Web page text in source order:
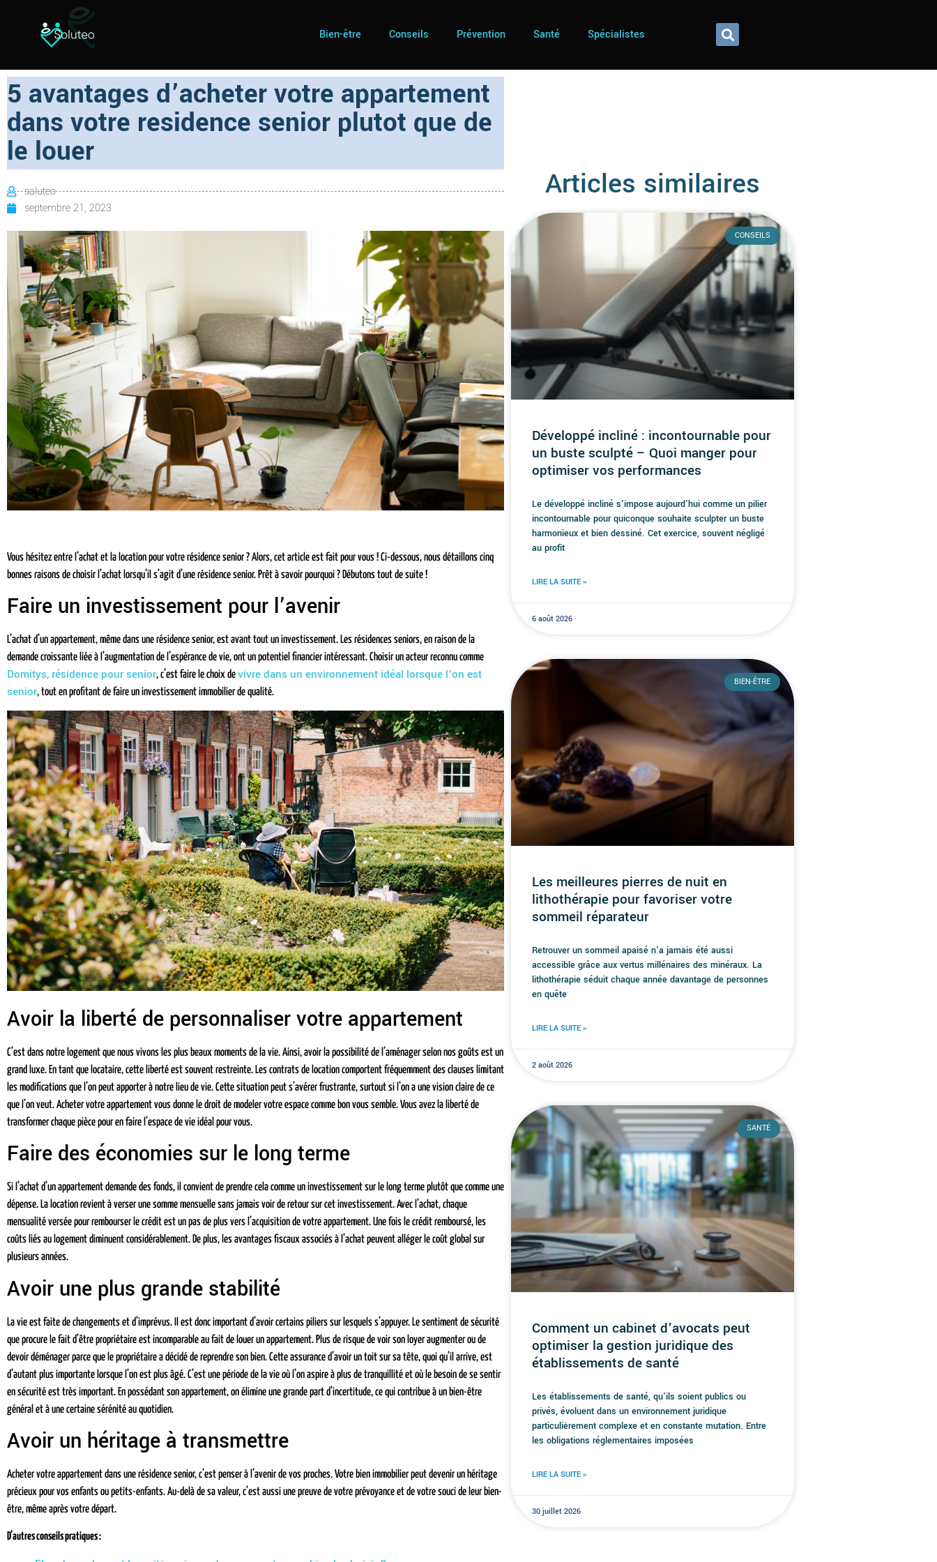
Bien-être Conseils Prévention Santé Spécialistes
5 avantages d’acheter votre appartement
dans votre residence senior plutot que de
le louer
saluteo
septembre 21, 2023
Vous hésitez entre l’achat et la location pour votre résidence senior ? Alors, cet article est fait pour vous ! Ci-dessous, nous détaillons cinq
bonnes raisons de choisir l’achat lorsqu’il s’agit d’une résidence senior. Prêt à savoir pourquoi ? Débutons tout de suite !
Faire un investissement pour l’avenir
L’achat d’un appartement, même dans une résidence senior, est avant tout un investissement. Les résidences seniors, en raison de la
demande croissante liée à l’augmentation de l’espérance de vie, ont un potentiel financier intéressant. Choisir un acteur reconnu comme
Domitys, résidence pour senior, c’est faire le choix de vivre dans un environnement idéal lorsque l’on est
senior, tout en profitant de faire un investissement immobilier de qualité.
Avoir la liberté de personnaliser votre appartement
C’est dans notre logement que nous vivons les plus beaux moments de la vie. Ainsi, avoir la possibilité de l’aménager selon nos goûts est un
grand luxe. En tant que locataire, cette liberté est souvent restreinte. Les contrats de location comportent fréquemment des clauses limitant
les modifications que l’on peut apporter à notre lieu de vie. Cette situation peut s’avérer frustrante, surtout si l’on a une vision claire de ce
que l’on veut. Acheter votre appartement vous donne le droit de modeler votre espace comme bon vous semble. Vous avez la liberté de
transformer chaque pièce pour en faire l’espace de vie idéal pour vous.
Faire des économies sur le long terme
Si l’achat d’un appartement demande des fonds, il convient de prendre cela comme un investissement sur le long terme plutôt que comme une
dépense. La location revient à verser une somme mensuelle sans jamais voir de retour sur cet investissement. Avec l’achat, chaque
mensualité versée pour rembourser le crédit est un pas de plus vers l’acquisition de votre appartement. Une fois le crédit remboursé, les
coûts liés au logement diminuent considérablement. De plus, les avantages fiscaux associés à l’achat peuvent alléger le coût global sur
plusieurs années.
Avoir une plus grande stabilité
La vie est faite de changements et d’imprévus. Il est donc important d’avoir certains piliers sur lesquels s’appuyer. Le sentiment de sécurité
que procure le fait d’être propriétaire est incomparable au fait de louer un appartement. Plus de risque de voir son loyer augmenter ou de
devoir déménager parce que le propriétaire a décidé de reprendre son bien. Cette assurance d’avoir un toit sur sa tête, quoi qu’il arrive, est
d’autant plus importante lorsque l’on est plus âgé. C’est une période de la vie où l’on aspire à plus de tranquillité et où le besoin de se sentir
en sécurité est très important. En possédant son appartement, on élimine une grande part d’incertitude, ce qui contribue à un bien-être
général et à une certaine sérénité au quotidien.
Avoir un héritage à transmettre
Acheter votre appartement dans une résidence senior, c’est penser à l’avenir de vos proches. Votre bien immobilier peut devenir un héritage
précieux pour vos enfants ou petits-enfants. Au-delà de sa valeur, c’est aussi une preuve de votre prévoyance et de votre souci de leur bien-
être, même après votre départ.
D’autres conseils pratiques :
Articles similaires
CONSEILS
Développé incliné : incontournable pour
un buste sculpté – Quoi manger pour
optimiser vos performances
Le développé incliné s'impose aujourd'hui comme un pilier
incontournable pour quiconque souhaite sculpter un buste
harmonieux et bien dessiné. Cet exercice, souvent négligé
au profit
LIRE LA SUITE »
6 août 2026
BIEN-ÊTRE
Les meilleures pierres de nuit en
lithothérapie pour favoriser votre
sommeil réparateur
Retrouver un sommeil apaisé n'a jamais été aussi
accessible grâce aux vertus millénaires des minéraux. La
lithothérapie séduit chaque année davantage de personnes
en quête
LIRE LA SUITE »
2 août 2026
SANTÉ
Comment un cabinet d’avocats peut
optimiser la gestion juridique des
établissements de santé
Les établissements de santé, qu'ils soient publics ou
privés, évoluent dans un environnement juridique
particulièrement complexe et en constante mutation. Entre
les obligations réglementaires imposées
LIRE LA SUITE »
30 juillet 2026